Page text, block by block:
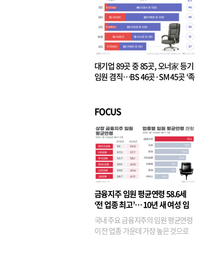
대기업 89곳 중 85곳, 오너家 등기
임원 겸직…BS 46곳·SM 45곳 ‘족
FOCUS
금융지주 임원 평균연령 58.6세
‘전 업종 최고’… 10년 새 여성 임
원은 14배 껑충
국내 주요 금융지주의 임원 평균연령
이 전 업종 가운데 가장 높은 것으로